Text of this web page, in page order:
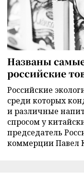
Названы
российские
Российские
среди которых
и различные
спросом у
председатель
коммерции Павел